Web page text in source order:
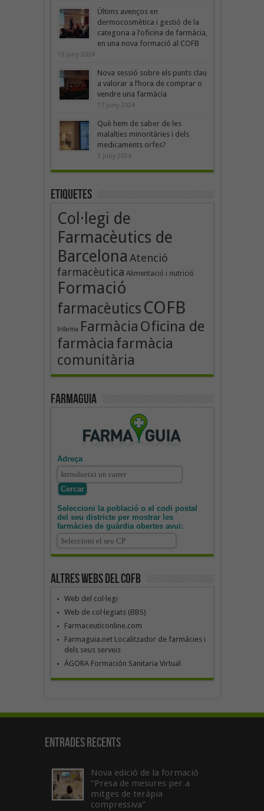
Últims avenços en
dermocosmètica i gestió de la
categoria a l’oficina de farmàcia,
en una nova formació al COFB
18 juny 2024
Nova sessió sobre els punts clau
a valorar a l’hora de comprar o
vendre una farmàcia
17 juny 2024
Què hem de saber de les
malalties minoritàries i dels
medicaments orfes?
3 juny 2024
Etiquetes
Col·legi de
Farmacèutics de
Barcelona Atenció
farmacèutica Alimentació i nutrició
Formació
farmacèutics COFB
Infarma Farmàcia Oficina de
farmàcia farmàcia
comunitària
Farmaguia
Adreça
Seleccioni la població o el codi postal
del seu districte per mostrar les
farmàcies de guàrdia obertes avui:
Altres webs del COFB
Web del col·legi
Web de col·legiats (BBS)
Farmaceuticonline.com
Farmaguia.net Localitzador de farmàcies i
dels seus serveis
ÁGORA Formación Sanitaria Virtual
Entrades recents
Nova edició de la formació
“Presa de mesures per a
mitges de teràpia
compressiva”